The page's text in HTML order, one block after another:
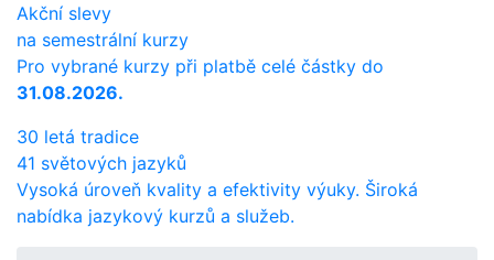
Akční slevy
na semestrální kurzy
Pro vybrané kurzy při platbě celé částky do
31.08.2026.
30 letá tradice
41 světových jazyků
Vysoká úroveň kvality a efektivity výuky. Široká
nabídka jazykový kurzů a služeb.